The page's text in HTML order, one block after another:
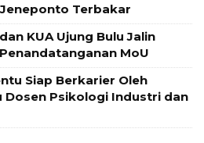
Jeneponto Terbakar
KUA Ujung Bulu Jalin
MoU
Siap Berkarier Oleh
Psikologi Industri dan